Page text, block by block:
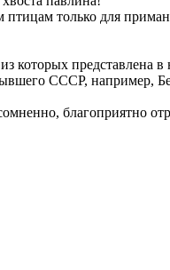
только для
представлена в
СССР, например,
благоприятно